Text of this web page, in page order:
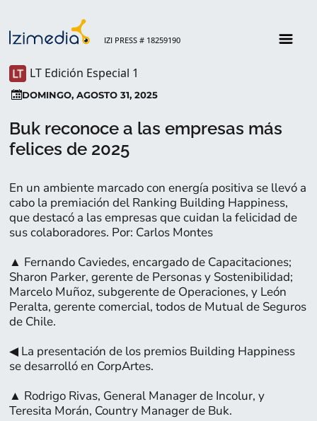
IZI PRESS # 18259190
LT Edición Especial 1
DOMINGO, AGOSTO 31, 2025
Buk reconoce a las empresas más
felices de 2025
En un ambiente marcado con energía positiva se llevó a
cabo la premiación del Ranking Building Happiness,
que destacó a las empresas que cuidan la felicidad de
sus colaboradores. Por: Carlos Montes
▲ Fernando Caviedes, encargado de Capacitaciones;
Sharon Parker, gerente de Personas y Sostenibilidad;
Marcelo Muñoz, subgerente de Operaciones, y León
Peralta, gerente comercial, todos de Mutual de Seguros
de Chile.
◀ La presentación de los premios Building Happiness
se desarrolló en CorpArtes.
▲ Rodrigo Rivas, General Manager de Incolur, y
Teresita Morán, Country Manager de Buk.